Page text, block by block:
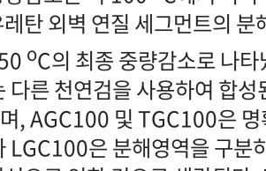
탄 외벽 연질 세그먼트의
oC의 최종 중량감소로 나
다른 천연검을 사용하여 합
, AGC100 및 TGC100은
LGC100은 분해영역을 구분